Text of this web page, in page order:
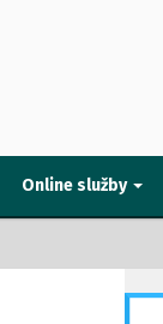
Online služby